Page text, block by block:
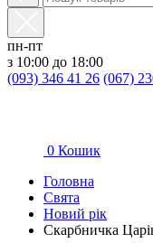
пн-пт
з 10:00 до 18:00
(093) 346 41 26 (067)
0 Кошик
Головна
Свята
Новий рік
Скарбничка